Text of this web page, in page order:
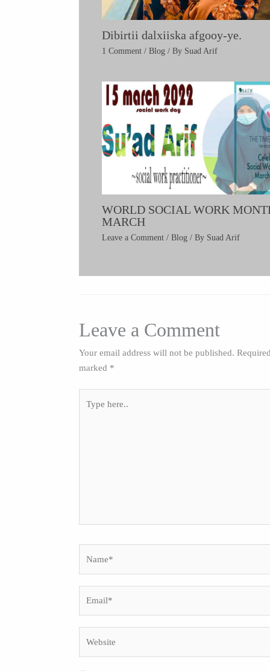
Dibirtii dalxiiska afgooy-ye.
1 Comment / Blog/ By Suad Arif
WORLD SOCIAL WORK
MARCH
Leave a Comment / Blog/ By Suad Arif
Leave a Comment
Your email address will not be published.
marked *
here..